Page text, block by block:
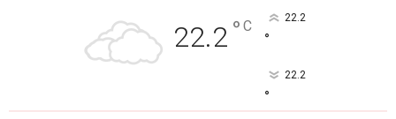
22.2 ° C 22.2
°
22.2
°